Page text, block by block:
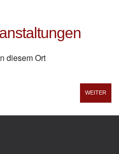
diesem Ort
WEITER